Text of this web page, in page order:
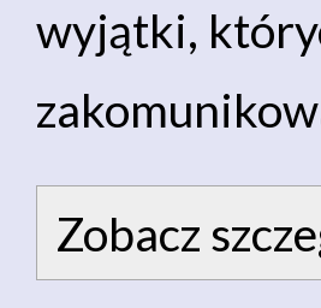
wyjątki,
Zobacz